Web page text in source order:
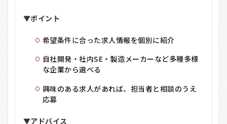
▼ポイント
希望条件に合った求人情報を個別に紹介
自社開発・社内SE・製造メーカーなど多種多様
な企業から選べる
興味のある求人があれば、担当者と相談のうえ
応募
▼アドバイス